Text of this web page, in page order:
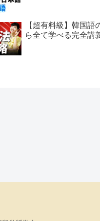
【超有料級】韓国語
ら全て学べる完全講